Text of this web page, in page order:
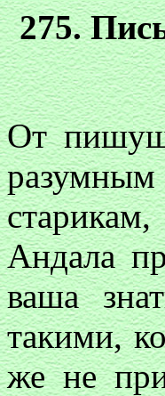
275.
От
Андала
ваша
такими,
же не